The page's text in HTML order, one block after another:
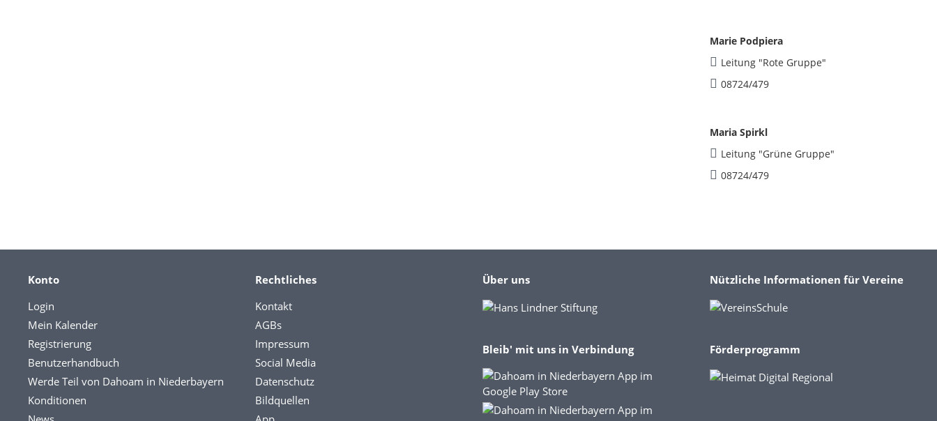
Marie Podpiera
Leitung "Rote Gruppe"
08724/479
Maria Spirkl
Leitung "Grüne Gruppe"
08724/479
Konto
Login
Mein Kalender
Registrierung
Benutzerhandbuch
Werde Teil von Dahoam in Niederbayern
Konditionen
Rechtliches
Kontakt
AGBs
Impressum
Social Media
Datenschutz
Bildquellen
Über uns
Bleib' mit uns in Verbindung
Nützliche Informationen für Vereine
Förderprogramm